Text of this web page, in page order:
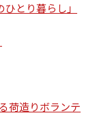
とり暮らし」
荷造りボランテ